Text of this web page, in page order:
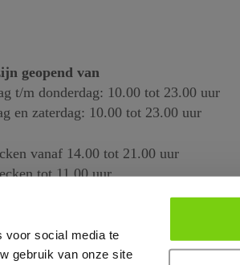
voor social media te
gebruik van onze site
geopend van
t/m donderdag: 10.00 tot 23.00 uur
en zaterdag: 10.00 tot 23.00 uur
vanaf 14.00 tot 21.00 uur
tot 11.00 uur